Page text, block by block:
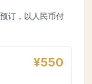
订，以人民币付
¥550